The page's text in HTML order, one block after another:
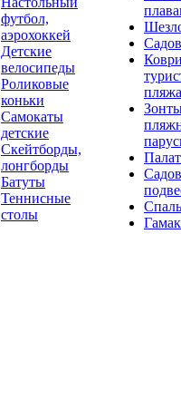
футбол,
аэрохоккей
Детские
велосипеды
Роликовые
коньки
Самокаты
детские
Скейтборды,
лонгборды
Батуты
Теннисные
столы